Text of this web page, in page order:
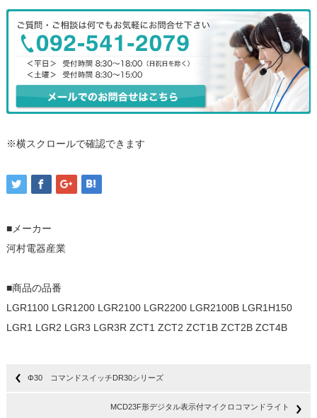
※横スクロールで確認できます
■メーカー
河村電器産業
■商品の品番
LGR1100 LGR1200 LGR2100 LGR2200 LGR2100B LGR1H150
LGR1 LGR2 LGR3 LGR3R ZCT1 ZCT2 ZCT1B ZCT2B ZCT4B
Φ30 コマンドスイッチDR30シリーズ
MCD23F形デジタル表示付マイクロコマンドライト